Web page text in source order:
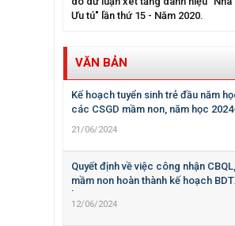
Ưu tú" lần thứ 15 - Năm 2020.
VĂN BẢN
Kế hoạch tuyển sinh trẻ đầu năm
các CSGD mầm non, năm học
21/06/2024
Quyết định về việc công nhận
mầm non hoàn thành kế hoạch
học 2023-2024
12/06/2024